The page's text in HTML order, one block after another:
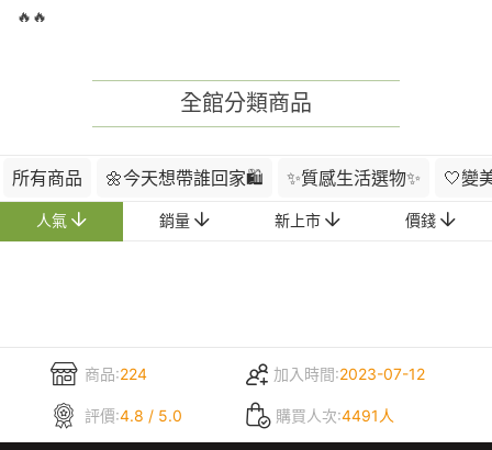
🔥🔥
全館分類商品
所有商品 🌼今天想帶誰回家🛍️ ✨質感生活選物✨ 🤍變
人氣 銷量 新上市 價錢
商品:224 加入時間:2023-07-12
評價:4.8 / 5.0 購買人次:4491人